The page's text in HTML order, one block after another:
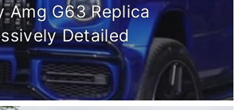
Amg G63 Replica
Detailed